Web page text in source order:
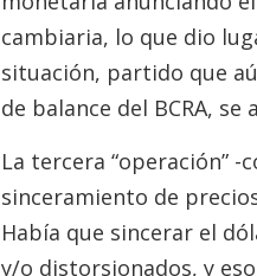
cambiaria, lo que dio
situación, partido que
de balance del BCRA,
La tercera “operación”
sinceramiento de
Había que sincerar el
y/o distorsionados, y